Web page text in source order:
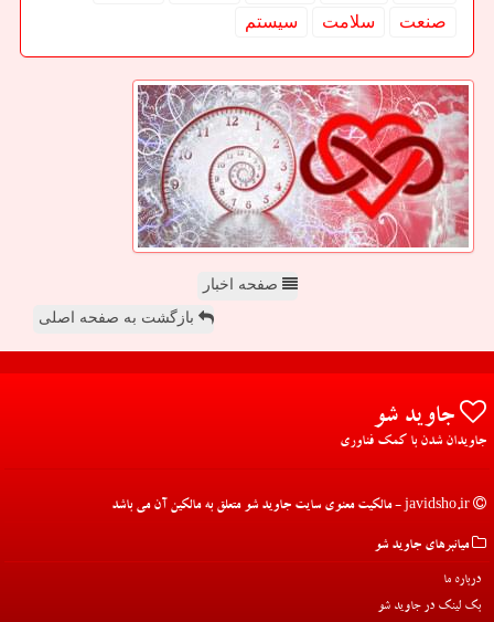
صنعت
سلامت سیستم
صفحه اخبار
بازگشت به صفحه اصلی
جاوید شو
جاویدان شدن با کمک فناوری
میانبرهای جاوید شو
درباره ما
بک لینک در جاوید شو